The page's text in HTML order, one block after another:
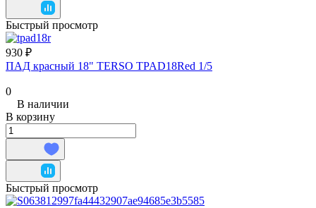
Быстрый просмотр
930 ₽
ПАД красный 18" TERSO TPAD18Red 1/5
0
В наличии
В корзину
Быстрый просмотр